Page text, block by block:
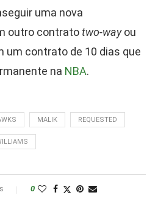
uma nova
outro contratotwo-wayou
um contrato de 10 dias que
na NBA.
MALIK REQUESTED
0